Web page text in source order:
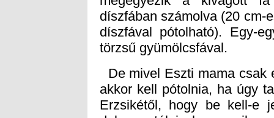
törzsű gyümölcsfával.
De mivel Eszti mama csak
akkor kell pótolnia, ha úgy
Erzsikétől, hogy be kell-e
dokumentálni, hogy
engedély nélküli
szükséges, és nem kell